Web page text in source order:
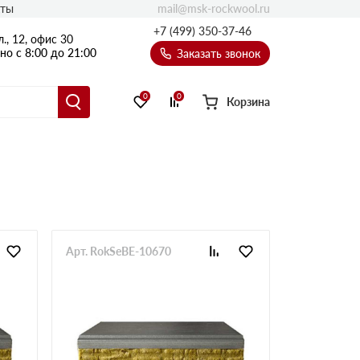
12, офис 30
с 8:00 до 21:00
+7 (499) 350-37-46
Заказать звонок
Руф Баттс
Балкон
Эсктра
Оптима
0 0 Корзина
mail@msk-rockwool.ru
Арт. RokSeBE-10670